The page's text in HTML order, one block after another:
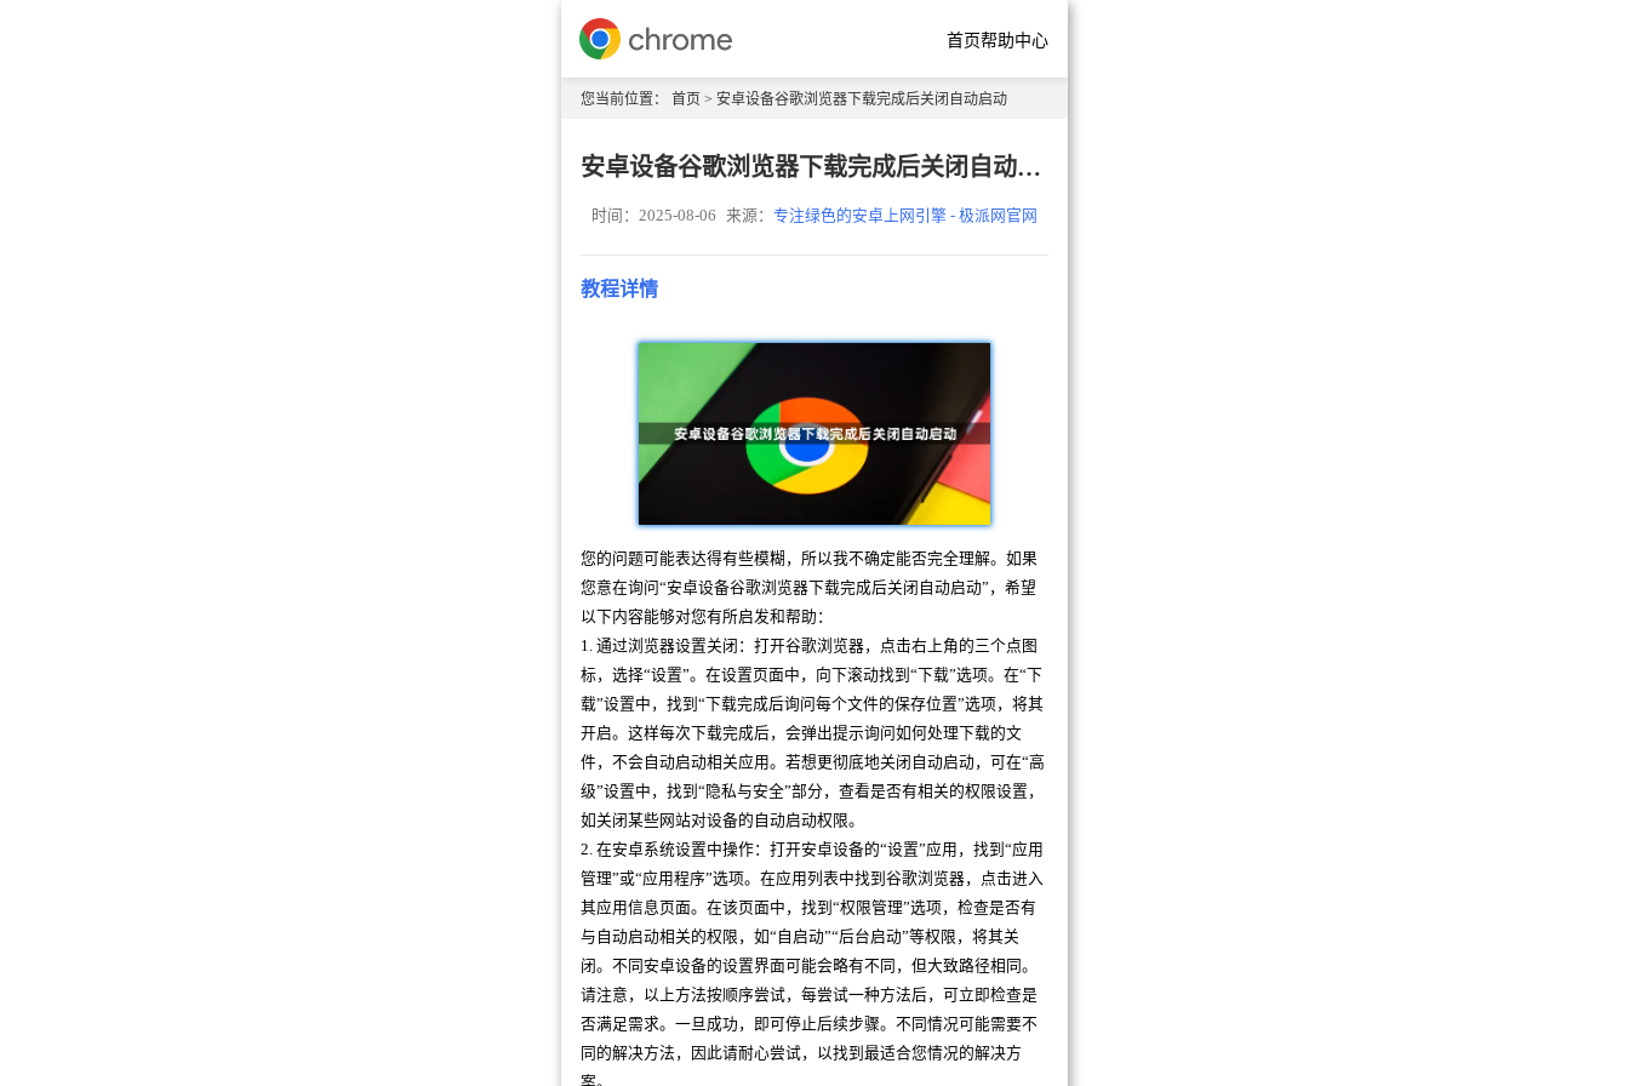
首页帮助中心
您当前位置： 首页 > 安卓设备谷歌浏览器下载完成后关闭自动启动
安卓设备谷歌浏览器下载完成后关闭自动启动
时间：2025-08-06 来源：专注绿色的安卓上网引擎 - 极派网官网
教程详情
您的问题可能表达得有些模糊，所以我不确定能否完全理解。如果
您意在询问“安卓设备谷歌浏览器下载完成后关闭自动启动”，希望
以下内容能够对您有所启发和帮助：
1. 通过浏览器设置关闭：打开谷歌浏览器，点击右上角的三个点图
标，选择“设置”。在设置页面中，向下滚动找到“下载”选项。在“下
载”设置中，找到“下载完成后询问每个文件的保存位置”选项，将其
开启。这样每次下载完成后，会弹出提示询问如何处理下载的文
件，不会自动启动相关应用。若想更彻底地关闭自动启动，可在“高
级”设置中，找到“隐私与安全”部分，查看是否有相关的权限设置，
如关闭某些网站对设备的自动启动权限。
2. 在安卓系统设置中操作：打开安卓设备的“设置”应用，找到“应用
管理”或“应用程序”选项。在应用列表中找到谷歌浏览器，点击进入
其应用信息页面。在该页面中，找到“权限管理”选项，检查是否有
与自动启动相关的权限，如“自启动”“后台启动”等权限，将其关
闭。不同安卓设备的设置界面可能会略有不同，但大致路径相同。
请注意，以上方法按顺序尝试，每尝试一种方法后，可立即检查是
否满足需求。一旦成功，即可停止后续步骤。不同情况可能需要不
同的解决方法，因此请耐心尝试，以找到最适合您情况的解决方
案。